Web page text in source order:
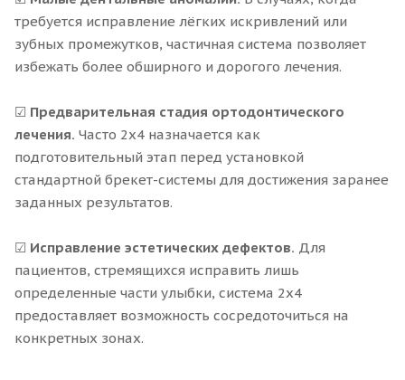
требуется исправление лёгких искривлений или
зубных промежутков, частичная система позволяет
избежать более обширного и дорогого лечения.
☑ Предварительная стадия ортодонтического
лечения. Часто 2x4 назначается как
подготовительный этап перед установкой
стандартной брекет-системы для достижения заранее
заданных результатов.
☑ Исправление эстетических дефектов. Для
пациентов, стремящихся исправить лишь
определенные части улыбки, система 2x4
предоставляет возможность сосредоточиться на
конкретных зонах.